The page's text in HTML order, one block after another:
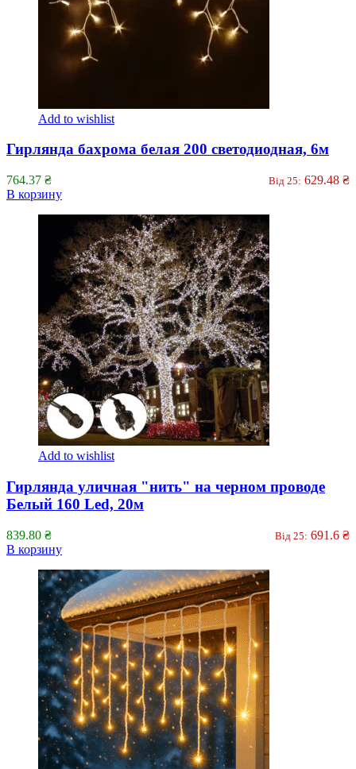
Add to wishlist
Гирлянда бахрома белая 200 светодиодная, 6м
764.37 ₴ Від 25: 629.48 ₴
В корзину
Add to wishlist
Гирлянда уличная "нить" на черном проводе
Белый 160 Led, 20м
839.80 ₴ Від 25: 691.6 ₴
В корзину